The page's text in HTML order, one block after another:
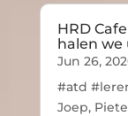
HRD
halen we
Jun 26,
#atd
Joep,